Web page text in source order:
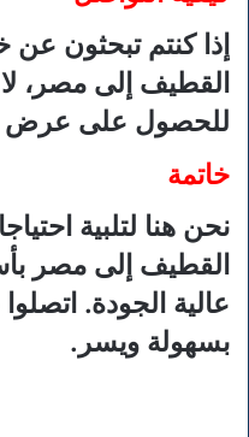
إذا كنتم تبحثون
القطيف إلى مصر، لا
للحصول على
خاتمة
نحن هنا لتلبية
القطيف إلى مصر
عالية الجودة.
بسهولة ويسر.